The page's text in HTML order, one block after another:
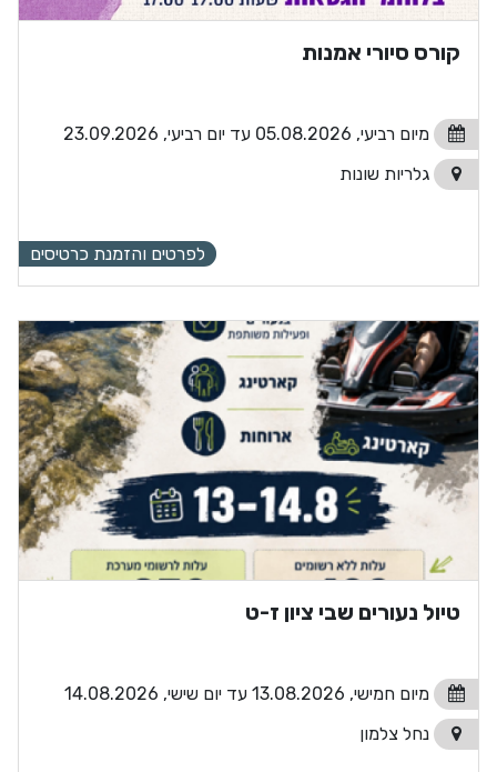
קורס סיורי אמנות
מיום רביעי, 05.08.2026 עד יום רביעי, 23.09.2026
גלריות שונות
לפרטים והזמנת כרטיסים
טיול נעורים שבי ציון ז-ט
מיום חמישי, 13.08.2026 עד יום שישי, 14.08.2026
נחל צלמון